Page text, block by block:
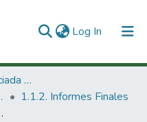
Log In (current)
1. Investigación Financiada con Recursos Públicos
1.1.2. Informes Finales
investigación en salud.